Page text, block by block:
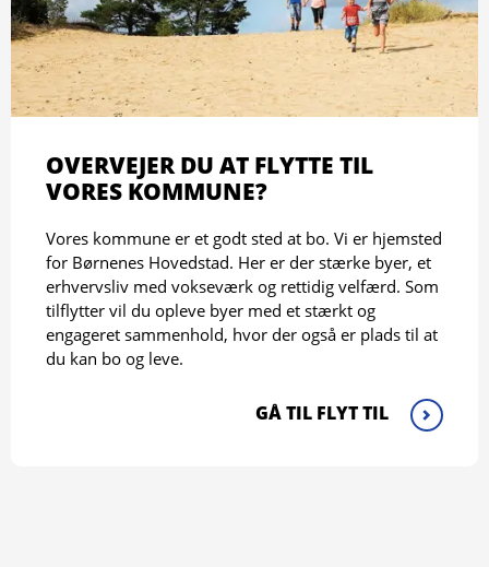
OVERVEJER DU AT FLYTTE TIL
VORES KOMMUNE?
Vores kommune er et godt sted at bo. Vi er hjemsted
for Børnenes Hovedstad. Her er der stærke byer, et
erhvervsliv med vokseværk og rettidig velfærd. Som
tilflytter vil du opleve byer med et stærkt og
engageret sammenhold, hvor der også er plads til at
du kan bo og leve.
GÅ TIL FLYT TIL